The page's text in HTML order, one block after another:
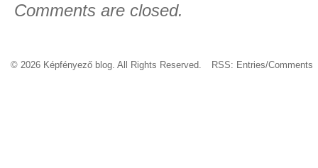
Comments are closed.
© 2026 Képfényező blog. All Rights Reserved. RSS: Entries/Comments